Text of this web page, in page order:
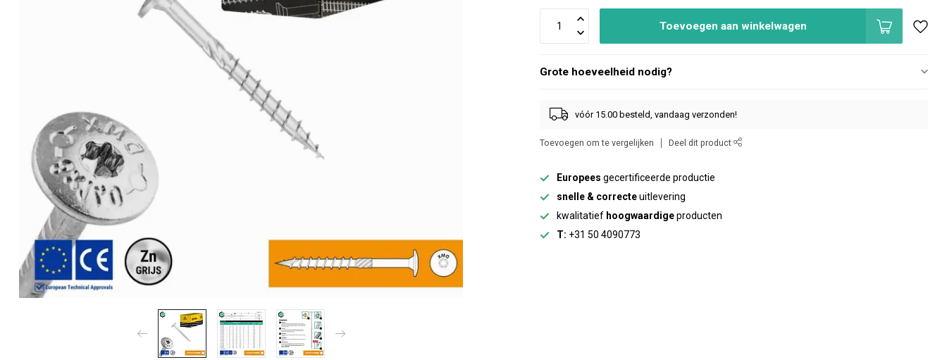
Toevoegen aan winkelwagen
Grote hoeveelheid nodig?
vóór 15.00 besteld, vandaag verzonden!
Toevoegen om te vergelijken Deel dit product
Europees gecertificeerde productie
snelle & correcteuitlevering
kwalitatief hoogwaardigeproducten
T: +31 50 4090773